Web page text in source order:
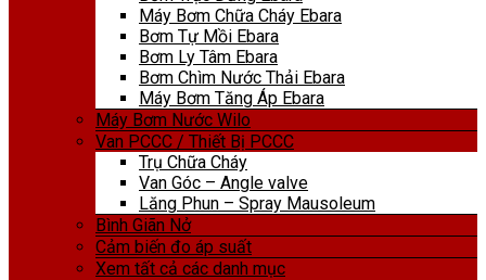
Máy Bơm Chữa Cháy Ebara
Bơm Tự Mồi Ebara
Bơm Ly Tâm Ebara
Bơm Chìm Nước Thải Ebara
Máy Bơm Tăng Áp Ebara
Máy Bơm Nước Wilo
Van PCCC / Thiết Bị PCCC
Trụ Chữa Cháy
Van Góc – Angle valve
Lăng Phun – Spray Mausoleum
Bình Giãn Nở
Cảm biến đo áp suất
Xem tất cả các danh mục